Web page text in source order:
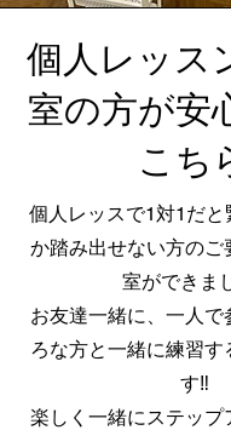
個人レッス
室の方が安
こち
個人レッスで1対1だと
か踏み出せない方のご
室ができま
お友達一緒に、一人で
ろな方と一緒に練習す
す‼
楽しく一緒にステップ